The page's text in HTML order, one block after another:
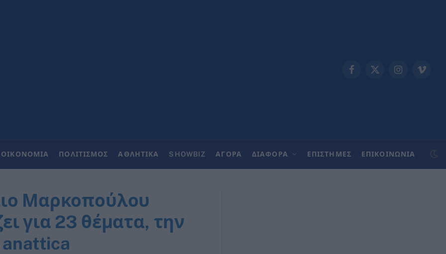
Facebook
X
InstagramVimeo
ΟΙΚΟΝΟΜΙΑ ΠΟΛΙΤΙΣΜΟΣ ΑΘΛΗΤΙΚΑ SHOWBIZ ΑΓΟΡΑ ΔΙΑΦΟΡΑ ΕΠΙΣΤΗΜΕΣ ΕΠΙΚΟΙΝΩΝΊΑ
Μαρκοπούλου
για 23 θέματα, την